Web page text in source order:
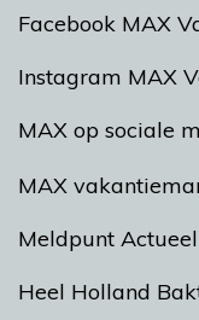
Facebook MAX
Instagram MAX
MAX op sociale
MAX
Meldpunt Actueel
Heel Holland